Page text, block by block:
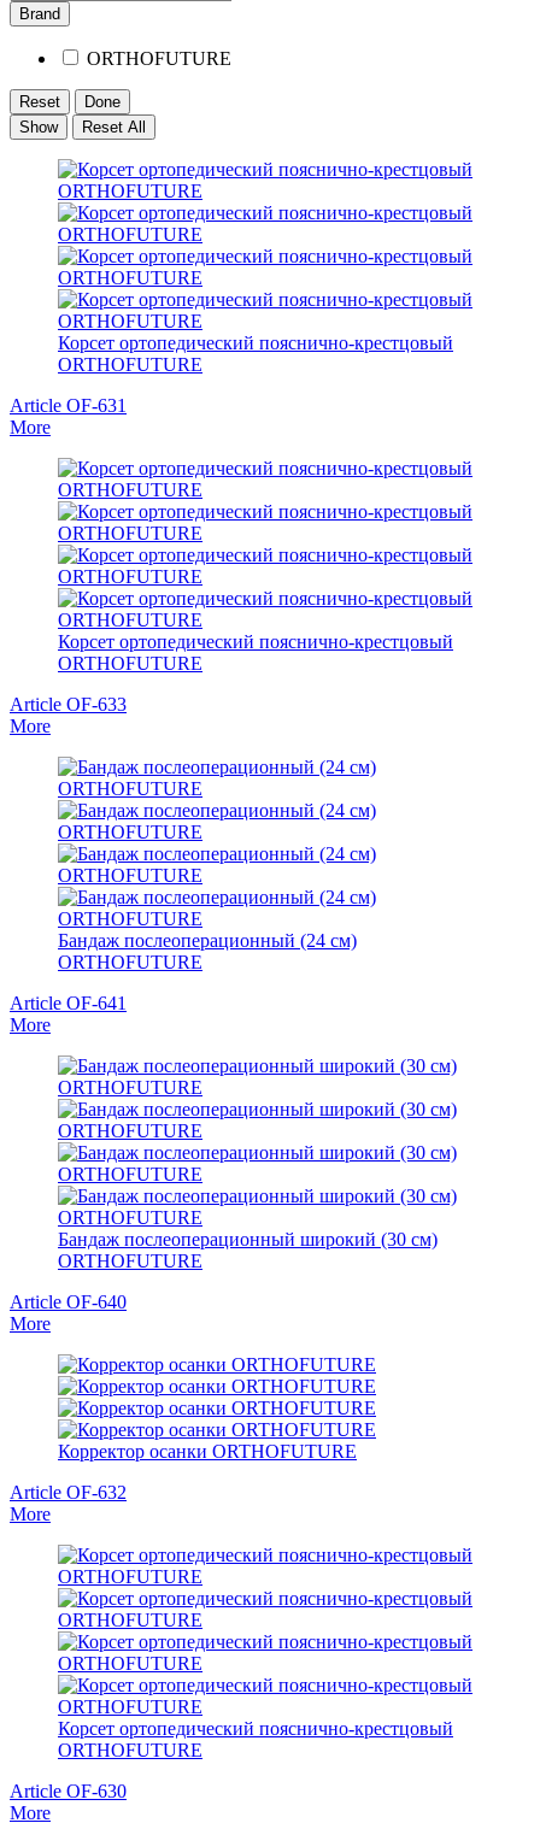
Brand
ORTHOFUTURE
Reset
Done
Show
Reset All
Корсет ортопедический пояснично-крестцовый
ORTHOFUTURE
Article OF-631
More
Корсет ортопедический пояснично-крестцовый
ORTHOFUTURE
Article OF-633
More
Бандаж послеоперационный (24 см)
ORTHOFUTURE
Article OF-641
More
Бандаж послеоперационный широкий (30 см)
ORTHOFUTURE
Article OF-640
More
Корректор осанки ORTHOFUTURE
Article OF-632
More
Корсет ортопедический пояснично-крестцовый
ORTHOFUTURE
Article OF-630
More